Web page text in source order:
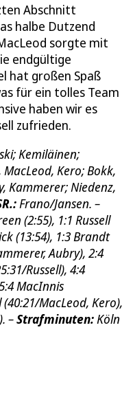
Abschnitt
halbe Dutzend
sorgte mit
endgültige
hat großen Spaß
für ein tolles Team
haben wir es
zufrieden.
Kemiläinen;
Kero; Bokk,
Kammerer; Niedenz,
Frano/Jansen. –
(2:55), 1:1 Russell
(13:54), 1:3 Brandt
Aubry), 2:4
Russell), 4:4
MacInnis
MacLeod, Kero),
–Strafminuten:Köln